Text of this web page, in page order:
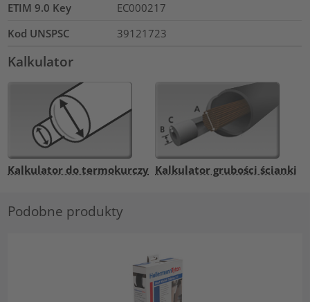
ETIM 9.0 Key
EC000217
Kod UNSPSC
39121723
Kalkulator
Kalkulator do termokurczy Kalkulator grubości ścianki
Podobne produkty